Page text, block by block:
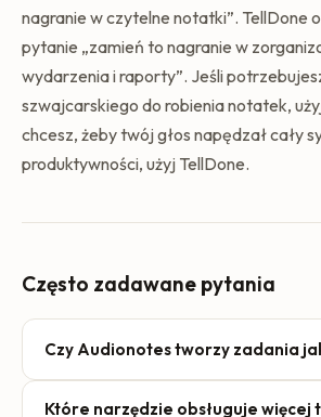
nagranie w czytelne notatki”. TellDone
pytanie „zamień to nagranie w
wydarzenia i raporty”. Jeśli
szwajcarskiego do robienia notatek,
chcesz, żeby twój głos napędzał cały
produktywności, użyj TellDone.
Często zadawane pytania
Czy Audionotes tworzy zadania
Które narzędzie obsługuje więcej